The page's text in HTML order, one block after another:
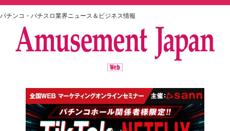
パチンコ・パチスロ業界ニュース＆ビジネス情報